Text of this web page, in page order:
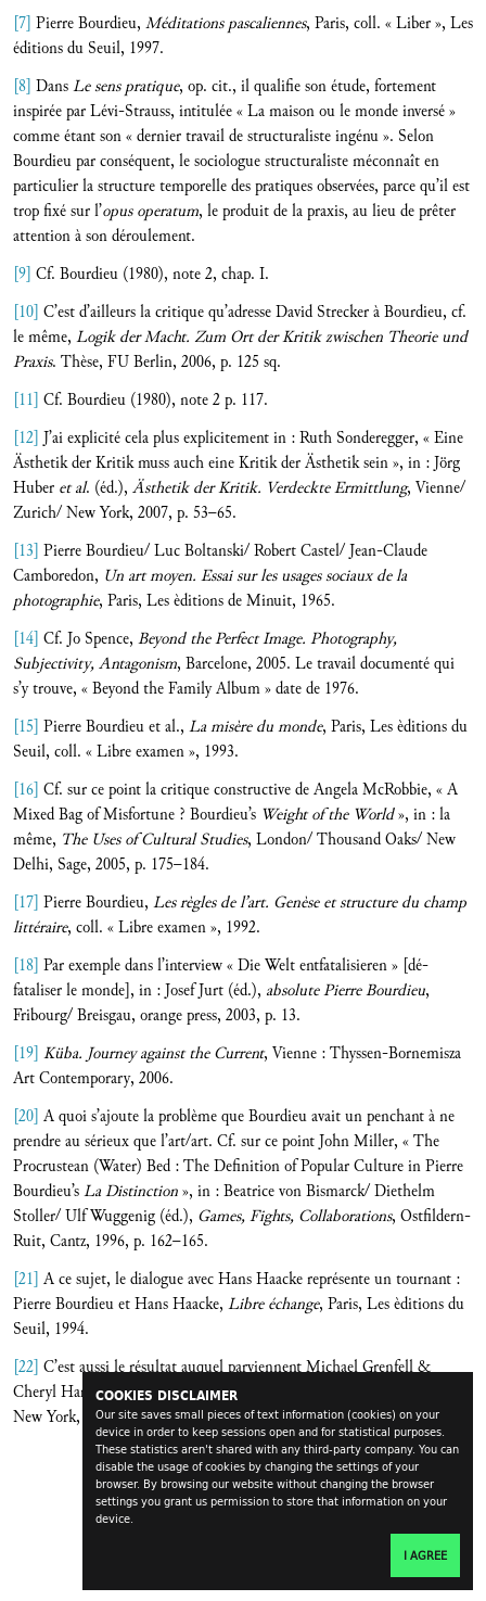
COOKIES DISCLAIMER
Our site saves small pieces of text information (cookies) on your
device in order to keep sessions open and for statistical purposes.
These statistics aren't shared with any third-party company. You can
disable the usage of cookies by changing the settings of your
browser. By browsing our website without changing the browser
settings you grant us permission to store that information on your
device.
I AGREE
[7] Pierre Bourdieu, Méditations pascaliennes, Paris, coll. « Liber », Les
éditions du Seuil, 1997.
[8] DansLe sens pratique, op. cit., il qualifie son étude, fortement
inspirée par Lévi-Strauss, intitulée « La maison ou le monde inversé »
comme étant son « dernier travail de structuraliste ingénu ». Selon
Bourdieu par conséquent, le sociologue structuraliste méconnaît en
particulier la structure temporelle des pratiques observées, parce qu’il est
trop fixé sur l’opus operatum, le produit de la praxis, au lieu de prêter
attention à son déroulement.
[9] Cf. Bourdieu (1980), note 2, chap. I.
[10] C’est d’ailleurs la critique qu’adresse David Strecker à Bourdieu, cf.
le même, Logik der Macht. Zum Ort der Kritik zwischen Theorie und
Praxis. Thèse, FU Berlin, 2006, p. 125 sq.
[11] Cf. Bourdieu (1980), note 2 p. 117.
[12]J’ai explicité cela plus explicitement in : Ruth Sonderegger, « Eine
Ästhetik der Kritik muss auch eine Kritik der Ästhetik sein », in : Jörg
Huber et al. (éd.), Ästhetik der Kritik. Verdeckte Ermittlung, Vienne/
Zurich/ New York, 2007, p. 53–65.
[13] Pierre Bourdieu/ Luc Boltanski/ Robert Castel/ Jean-Claude
Camboredon, Un art moyen. Essai sur les usages sociaux de la
photographie, Paris, Les èditions de Minuit, 1965.
[14] Cf. Jo Spence, Beyond the Perfect Image. Photography,
Subjectivity, Antagonism, Barcelone, 2005. Le travail documenté qui
s’y trouve, « Beyond the Family Album » date de 1976.
[15] Pierre Bourdieu et al., La misère du monde, Paris, Les èditions du
Seuil, coll. « Libre examen », 1993.
[16] Cf. sur ce point la critique constructive de Angela McRobbie, « A
Mixed Bag of Misfortune ? Bourdieu’s Weight of the World», in : la
même, The Uses of Cultural Studies, London/ Thousand Oaks/ New
Delhi, Sage, 2005, p. 175–184.
[17] Pierre Bourdieu, Les règles de l’art. Genèse et structure du champ
littéraire, coll. « Libre examen », 1992.
[18] Par exemple dans l’interview « Die Welt entfatalisieren » [dé-
fataliser le monde], in : Josef Jurt (éd.), absolute Pierre Bourdieu,
Fribourg/ Breisgau, orange press, 2003, p. 13.
[19] Küba. Journey against the Current, Vienne : Thyssen-Bornemisza
Art Contemporary, 2006.
[20] A quoi s’ajoute la problème que Bourdieu avait un penchant à ne
prendre au sérieux que l’art/art. Cf. sur ce point John Miller, « The
Procrustean (Water) Bed : The Definition of Popular Culture in Pierre
Bourdieu’sLa Distinction», in : Beatrice von Bismarck/ Diethelm
Stoller/ Ulf Wuggenig (éd.), Games, Fights, Collaborations, Ostfildern-
Ruit, Cantz, 1996, p. 162–165.
[21] A ce sujet, le dialogue avec Hans Haacke représente un tournant :
Pierre Bourdieu et Hans Haacke, Libre échange, Paris, Les èditions du
Seuil, 1994.
[22] C’est aussi le résultat auquel parviennent Michael Grenfell &
Cheryl Hardy,Art Rules. Pierre Bourdieu and the Visual Arts
New York, Berg Publishers, 2007.